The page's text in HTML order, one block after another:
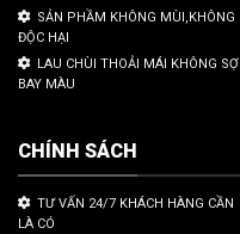
SẢN PHẦM KHÔNG MÙI,KHÔNG
ĐỘC HẠI
LAU CHÙI THOẢI MÁI KHÔNG SỢ
BAY MÀU
CHÍNH SÁCH
TƯ VẤN 24/7 KHÁCH HÀNG CẦN
LÀ CÓ